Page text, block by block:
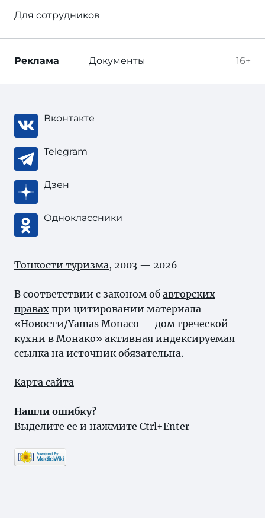
Для сотрудников
16+
Реклама Документы
Вконтакте
Telegram
Дзен
Одноклассники
Тонкости туризма, 2003 — 2026
В соответствии с законом об авторских
правах при цитировании материала
«Новости/Yamas Monaco — дом греческой
кухни в Монако» активная индексируемая
ссылка на источник обязательна.
Карта сайта
Нашли ошибку?
Выделите ее и нажмите Ctrl+Enter